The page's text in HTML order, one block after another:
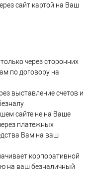
сайт картой на Ваш
через сторонних
по договору на
выставление счетов и
сайте не на Ваше
платежных
Вам на ваш
корпоративной
на ваш безналичный